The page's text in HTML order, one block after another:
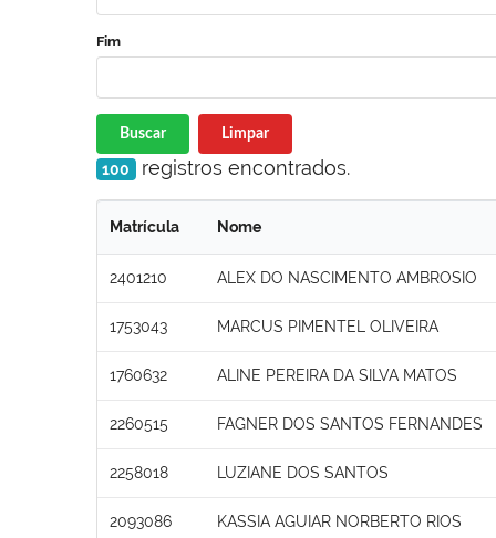
Fim
Buscar Limpar
100 registros encontrados.
Matrícula Nome
2401210 ALEX DO NASCIMENTO AMBROSIO
1753043 MARCUS PIMENTEL OLIVEIRA
1760632 ALINE PEREIRA DA SILVA MATOS
2260515 FAGNER DOS SANTOS FERNANDES
2258018 LUZIANE DOS SANTOS
2093086 KASSIA AGUIAR NORBERTO RIOS